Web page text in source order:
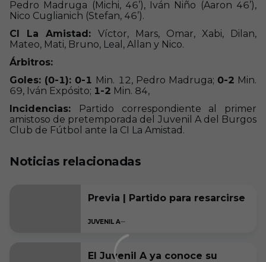
Pedro Madruga (Michi, 46’), Iván Niño (Aaron 46’),
Nico Cuglianich (Stefan, 46’).
CI La Amistad: Víctor, Mars, Omar, Xabi, Dilan,
Mateo, Mati, Bruno, Leal, Allan y Nico.
Árbitros:
Goles: (0-1): 0-1 Min. 12, Pedro Madruga; 0-2 Min.
69, Iván Expósito; 1-2 Min. 84,
Incidencias:
Partido correspondiente al primer
amistoso de pretemporada del Juvenil A del Burgos
Club de Fútbol ante la CI La Amistad.
Noticias relacionadas
Previa | Partido para resarcirse
JUVENIL A
El Juvenil A ya conoce su